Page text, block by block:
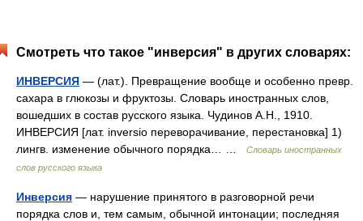
Смотреть что такое "инверсия" в других словарях:
ИНВЕРСИЯ — (лат.). Превращение вообще и особенно превр.
сахара в глюкозы и фруктозы. Словарь иностранных слов,
вошедших в состав русского языка. Чудинов А.Н., 1910.
ИНВЕРСИЯ [лат. inversio переворачивание, перестановка] 1)
лингв. изменение обычного порядка… …
Словарь иностранных
слов русского языка
Инверсия — нарушение принятого в разговорной речи
порядка слов и, тем самым, обычной интонации; последняя